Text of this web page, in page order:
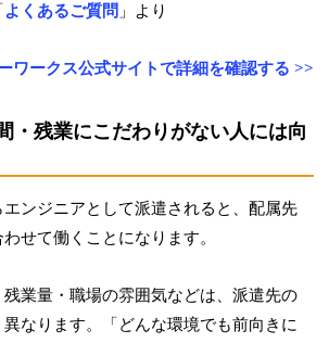
よくあるご質問 」より
ワークス公式サイトで詳細を確認する >>
・残業にこだわりがない人には向
ンジニアとして派遣されると、配属先
せて働くことになります。
業量・職場の雰囲気などは、派遣先の
なります。「どんな環境でも前向きに